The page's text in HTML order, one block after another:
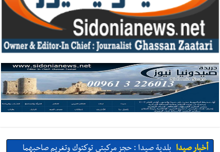
أخبار صيدا بلدية صيدا : حجز مركبتي توكتوك وتغريم صاحبهما